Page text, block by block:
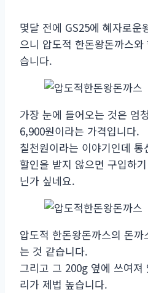
몇달 전에 GS25에 혜자로운
으니 압도적 한돈왕돈까스
습니다.
가장 눈에 들어오는 것은 엄
6,900원이라는 가격입니다.
칠천원이라는 이야기인데
할인을 받지 않으면 구입하
닌가 싶네요.
압도적 한돈왕돈까스의 돈
는 것 같습니다.
그리고 그 200g 옆에 쓰여
리가 제법 높습니다.